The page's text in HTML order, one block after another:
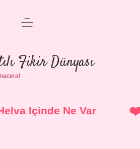
Anasayfa
Gizlilik Politikası
Yasal Uyarı
menüyü
Fikir Dünyası
Içinde Ne Var